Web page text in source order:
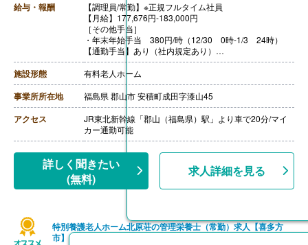
給与・報酬
【調理員/常勤】※正規フルタイム社員
【月給】177,676円-183,000円
［その他手当］
・年末年始手当 380円/時（12/30 0時-1/3 24時）
【通勤手当】あり（社内規定あり）
【賞与】あり（年2回寸志）
【昇給】年1回（4月）
【特別報酬（年1回）】厨房職:平均267,000円（2025年6
月支給実績）
※職種、雇用形態、在籍期間、会社の業績等によって支
給額は異なる。
【退職金】なし
【調理員/非常勤】
【時給】1,033円-1,100円
［その他手当］
・年末年始手当 380円/時（12/30 0時-1/3 24時）
【通勤手当】あり（社内規定あり）
※正規フルタイム社員は無期雇用での採用になります
（正社員登用あり）
施設形態 有料老人ホーム
事業所所在地 福島県 郡山市 安積町成田字漆山45
アクセス
JR東北新幹線「郡山（福島県）駅」より車で20分/マイ
カー通勤可能
詳しく聞きたい
(無料)
求人詳細を見る
特別養護老人ホーム北原荘の管理栄養士（常勤）求人【喜多方
市】